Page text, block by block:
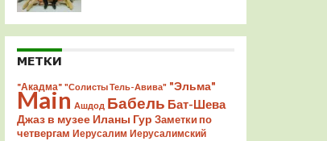
МЕТКИ
"Акадма" "Солисты Тель-Авива" "Эльма"
Main Ашдод Бабель Бат-Шева
Джаз в музее Иланы Гур Заметки по
четвергам Иерусалим Иерусалимский